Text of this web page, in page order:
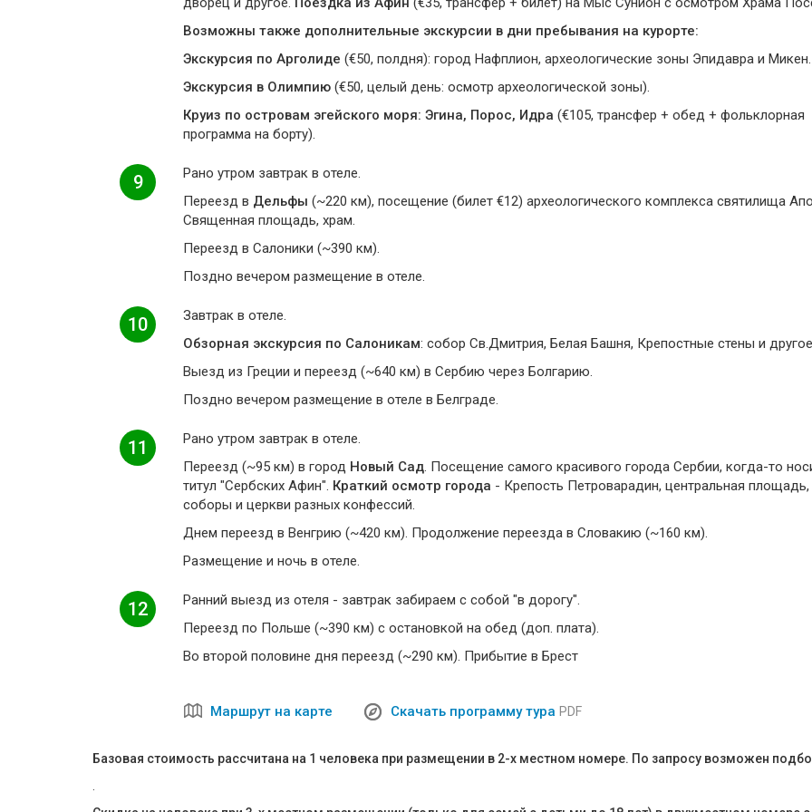
Возможны также дополнительные экскурсии в дни пребывания на курорте:
Экскурсия по Арголиде (€50, полдня): город Нафплион, археологические зоны Эпидавра и Микен.
Экскурсия в Олимпию (€50, целый день: осмотр археологической зоны).
Круиз по островам эгейского моря: Эгина, Порос, Идра (€105, трансфер + обед + фольклорная
программа на борту).
9
Рано утром завтрак в отеле.
Переезд в Дельфы (~220 км), посещение (билет €12) археологического комплекса святилища
Священная площадь, храм.
Переезд в Салоники (~390 км).
Поздно вечером размещение в отеле.
10
Завтрак в отеле.
Обзорная экскурсия по Салоникам: собор Св.Дмитрия, Белая Башня, Крепостные стены и
Выезд из Греции и переезд (~640 км) в Сербию через Болгарию.
Поздно вечером размещение в отеле в Белграде.
11
Рано утром завтрак в отеле.
Переезд (~95 км) в город Новый Сад. Посещение самого красивого города Сербии, когда-то
титул "Сербских Афин". Краткий осмотр города - Крепость Петроварадин, центральная площадь,
соборы и церкви разных конфессий.
Днем переезд в Венгрию (~420 км). Продолжение переезда в Словакию (~160 км).
Размещение и ночь в отеле.
12
Ранний выезд из отеля - завтрак забираем с собой "в дорогу".
Переезд по Польше (~390 км) с остановкой на обед (доп. плата).
Во второй половине дня переезд (~290 км). Прибытие в Брест
Маршрут на карте Скачать программу тура PDF
Базовая стоимость рассчитана на 1 человека при размещении в 2-х местном номере. По запросу возможен